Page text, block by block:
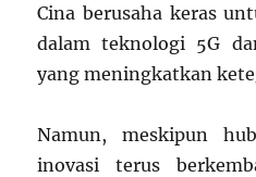
Cina berusaha keras
dalam teknologi 5G
yang meningkatkan
Namun, meskipun
inovasi terus